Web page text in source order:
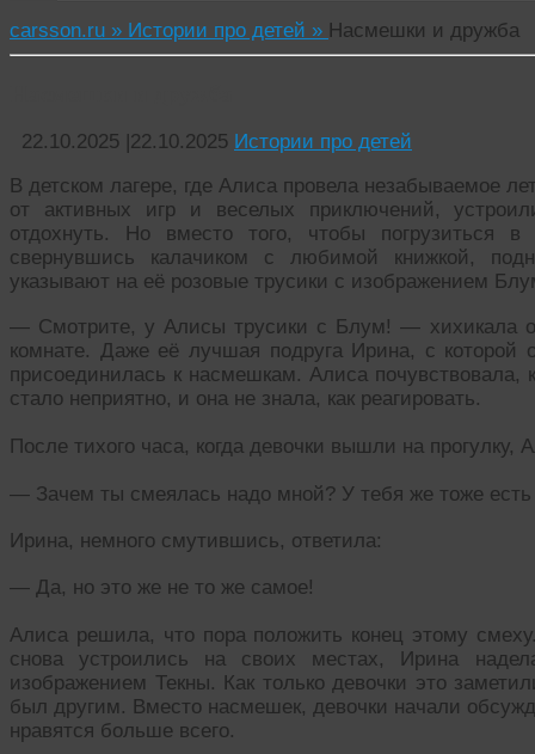
carsson.ru » Истории про детей » Насмешки и дружба
22.10.2025 |22.10.2025 Истории про детей
В детском лагере, где Алиса провела незабываемое
от активных игр и веселых приключений,
отдохнуть. Но вместо того, чтобы погрузиться
свернувшись калачиком с любимой книжкой,
указывают на её розовые трусики с изображением
— Смотрите, у Алисы трусики с Блум! — хихикала
комнате. Даже её лучшая подруга Ирина, с которой
присоединилась к насмешкам. Алиса почувствовала,
стало неприятно, и она не знала, как реагировать.
После тихого часа, когда девочки вышли на
— Зачем ты смеялась надо мной? У тебя же тоже есть
Ирина, немного смутившись, ответила:
— Да, но это же не то же самое!
Алиса решила, что пора положить конец этому
снова устроились на своих местах, Ирина
изображением Текны. Как только девочки это
был другим. Вместо насмешек, девочки начали
нравятся больше всего.